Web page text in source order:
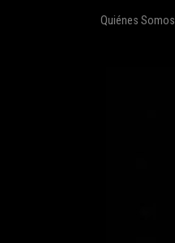
Quiénes Somos